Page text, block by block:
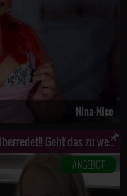
Nina-Nice
Prüde stiefPFARRERSt*****r zum Porno überredet!! Geht das zu weit?
ANGEBOT